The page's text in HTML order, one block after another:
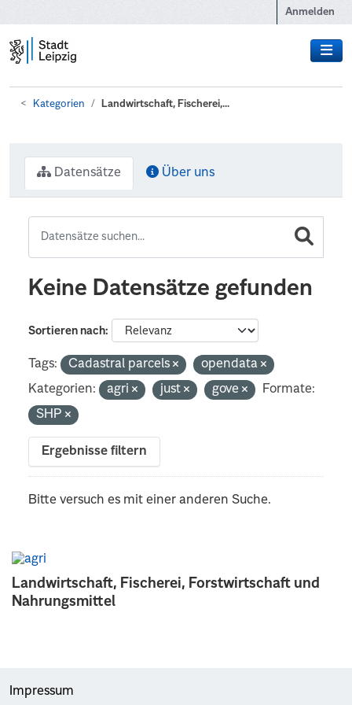
Anmelden
Kategorien Landwirtschaft, Fischerei,...
Landwirtschaft, Fischerei, Forstwirtschaft und
Nahrungsmittel
Datensätze Über uns
Keine Datensätze gefunden
Sortieren nach
Tags: Cadastral parcels
opendata
Kategorien:
agri just gove
Formate:
SHP
Ergebnisse filtern
Bitte versuch es mit einer anderen Suche.
Impressum